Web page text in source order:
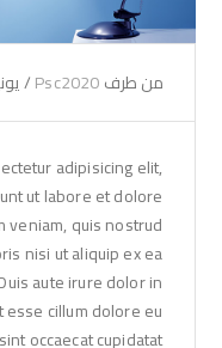
من طرفPsc2020
/
adipisicing elit,
ut labore et dolore
veniam, quis nostrud
nisi ut aliquip ex ea
aute irure dolor in
cillum dolore eu
occaecat cupidatat